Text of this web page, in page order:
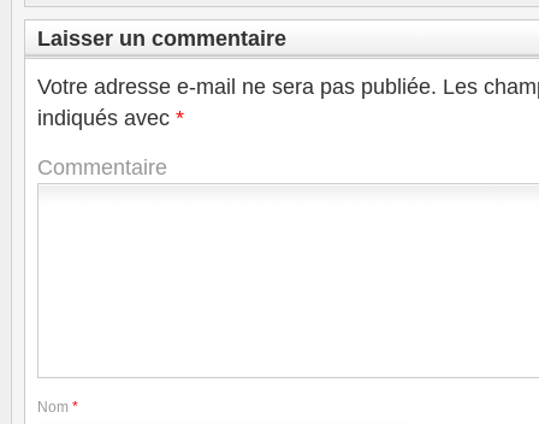
Laisser un commentaire
Votre adresse e-mail ne sera pas publiée. Les
indiqués avec *
Commentaire
Nom *